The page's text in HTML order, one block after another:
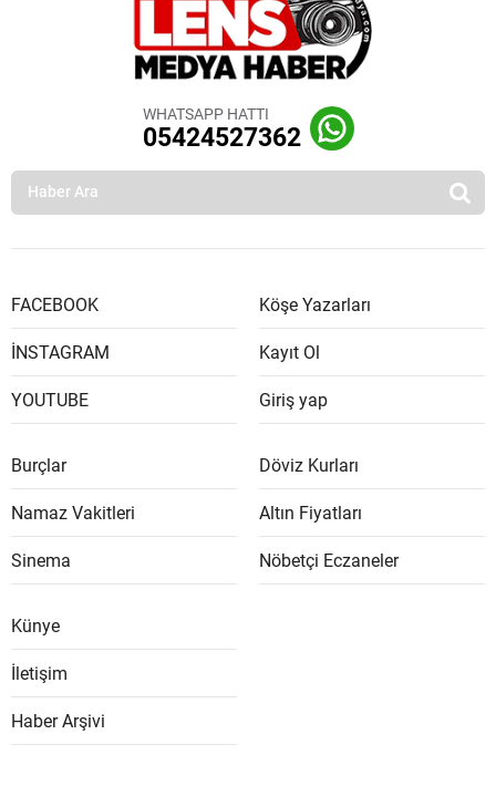
WHATSAPP HATTI
05424527362
FACEBOOK
İNSTAGRAM
YOUTUBE
Köşe Yazarları
Kayıt Ol
Giriş yap
Burçlar
Namaz Vakitleri
Sinema
Döviz Kurları
Altın Fiyatları
Nöbetçi Eczaneler
Künye
İletişim
Haber Arşivi